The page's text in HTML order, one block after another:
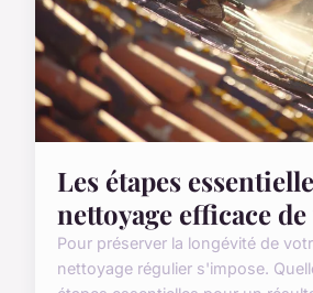
Les étapes
nettoyage efficace
Pour préserver la longévité de
nettoyage régulier s'impose.